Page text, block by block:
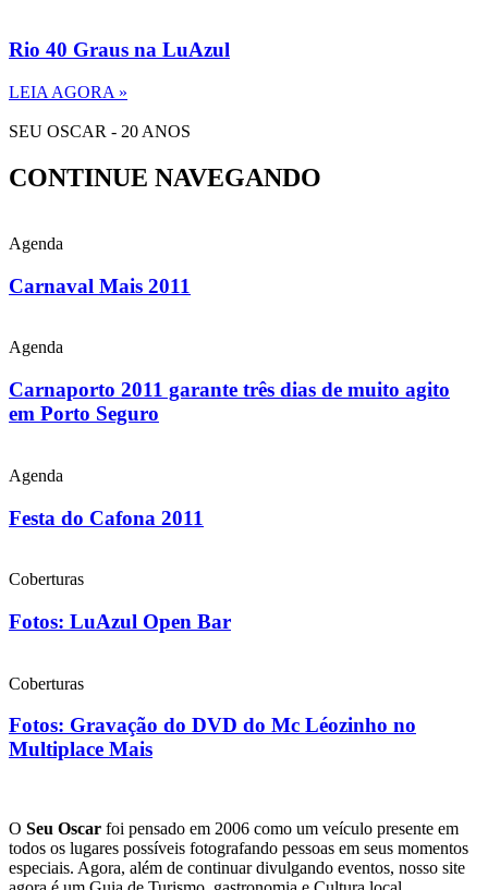
Rio 40 Graus na LuAzul
LEIA AGORA »
SEU OSCAR - 20 ANOS
CONTINUE NAVEGANDO
Agenda
Carnaval Mais 2011
Agenda
Carnaporto 2011 garante três dias de muito agito
em Porto Seguro
Agenda
Festa do Cafona 2011
Coberturas
Fotos: LuAzul Open Bar
Coberturas
Fotos: Gravação do DVD do Mc Léozinho no
Multiplace Mais
O Seu Oscar foi pensado em 2006 como um veículo presente em
todos os lugares possíveis fotografando pessoas em seus momentos
especiais. Agora, além de continuar divulgando eventos, nosso site